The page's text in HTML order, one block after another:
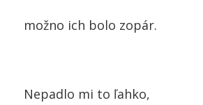
možno ich bolo zopár.
Nepadlo mi to ľahko,